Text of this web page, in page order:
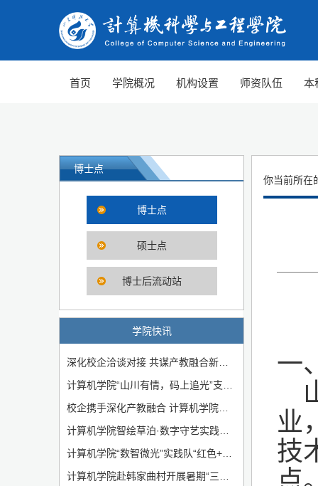
首页 学院概况 机构设置 师资队伍 本
博士点
博士点
硕士点
博士后流动站
学院快讯
你当前所在
一
业
技